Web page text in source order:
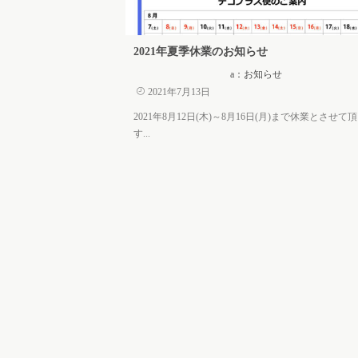
2021年夏季休業のお知らせ
a：お知らせ
2021年7月13日
2021年8月12日(木)～8月16日(月)まで休業とさせて
す...